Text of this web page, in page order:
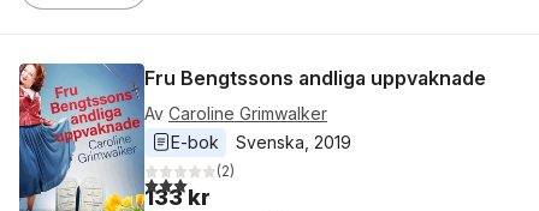
Fru Bengtssons andliga uppvaknade
Av Caroline Grimwalker
E-bok
Svenska 2019
3,0utav 5 stjärnor. Totalt antal röster:
(2)
133 kr